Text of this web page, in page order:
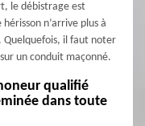
le débistrage est
n’arrive plus à
Quelquefois, il faut noter
un conduit maçonné.
qualifié
dans toute